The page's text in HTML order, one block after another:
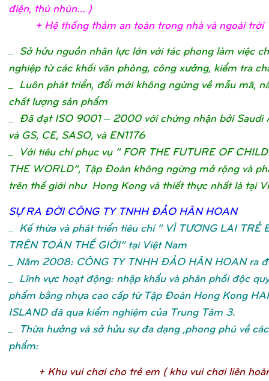
điện, thú nhún… )
+ Hệthống thảm an toàn trong nhà và ngoài trời
Sở hửu nguồn nhân lực lớn với tác phong làm việc
nghiệp từ các khối văn phòng, công xưởng, kiểm tra
_ Luôn phát triển, đổi mới không ngừng về mẫu mã,
chất lượng sản phẩm
_ Đã đạt ISO 9001 – 2000 với chứng nhận bởi Saudi
và GS, CE, SASO, và EN1176
_ Với tiêu chí phục vụ “ FOR THE FUTURE OF
THE WORLD”, Tập Đoàn không ngừng mở rộng và
trên thế giới như Hong Kong và thiết thực nhất là tại
SỰRA ĐỜI CÔNG TY TNHH ĐẢO HÂN HOAN
Kế thừa và phát triển tiêu chí “ VÌ TƯƠNG LAI TRẺ
TRÊN TOÀN THẾ GIỚI” tại Việt Nam
_ Năm 2008: CÔNG TY TNHH ĐẢO HÂN HOAN ra
_ Lĩnh vực hoạt động: nhập khẩu và phân phối độc
phẩm bằng nhựa cao cấp từ Tập Đoàn Hong Kong
ISLAND đã qua kiểm nghiệm của Trung Tâm 3.
_ Thừa hưởng và sở hửu sự đa dạng ,phong phú về
phẩm:
+ Khu vui chơi cho trẻem ( khu vui chơi liên